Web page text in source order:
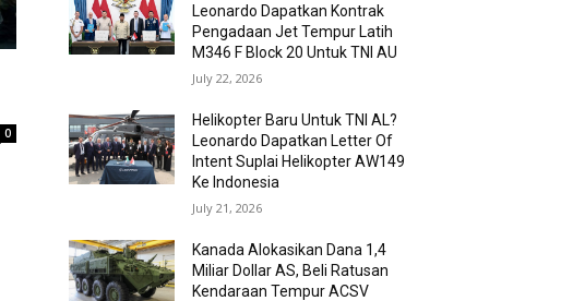
0
Leonardo Dapatkan Kontrak
Pengadaan Jet Tempur Latih
M346 F Block 20 Untuk TNI AU
July 22, 2026
Helikopter Baru Untuk TNI AL?
Leonardo Dapatkan Letter Of
Intent Suplai Helikopter AW149
Ke Indonesia
July 21, 2026
Kanada Alokasikan Dana 1,4
Miliar Dollar AS, Beli Ratusan
Kendaraan Tempur ACSV